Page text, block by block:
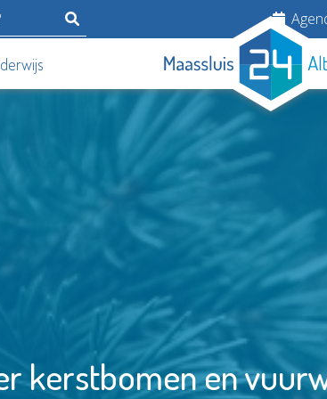
kerstbomen en